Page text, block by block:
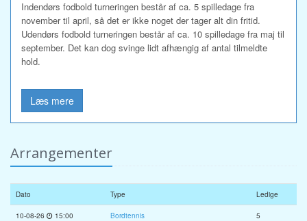
Indendørs fodbold turneringen består af ca. 5 spilledage fra
november til april, så det er ikke noget der tager alt din fritid.
Udendørs fodbold turneringen består af ca. 10 spilledage fra maj til
september. Det kan dog svinge lidt afhængig af antal tilmeldte
hold.
Læs mere
Arrangementer
Dato Type Ledige
10-08-26 15:00 Bordtennis 5